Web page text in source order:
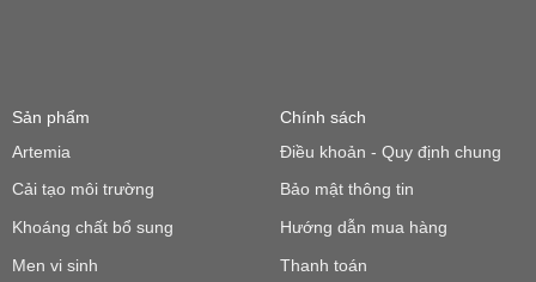
Sản phẩm
Artemia
Cải tạo môi trường
Khoáng chất bổ sung
Men vi sinh
Chính sách
Điều khoản - Quy định chung
Bảo mật thông tin
Hướng dẫn mua hàng
Thanh toán